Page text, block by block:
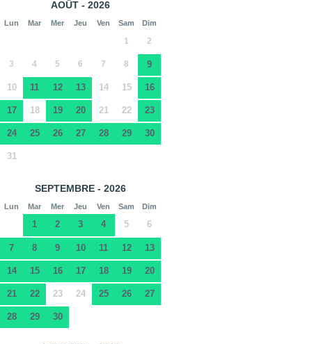
AOÛT - 2026
Lun Mar Mer Jeu Ven Sam Dim
1 2
3 4 5 6 7 8 9
10 11 12 13 14 15 16
17 18 19 20 21 22 23
24 25 26 27 28 29 30
31
SEPTEMBRE - 2026
Lun Mar Mer Jeu Ven Sam Dim
1 2 3 4 5 6
7 8 9 10 11 12 13
14 15 16 17 18 19 20
21 22 23 24 25 26 27
28 29 30